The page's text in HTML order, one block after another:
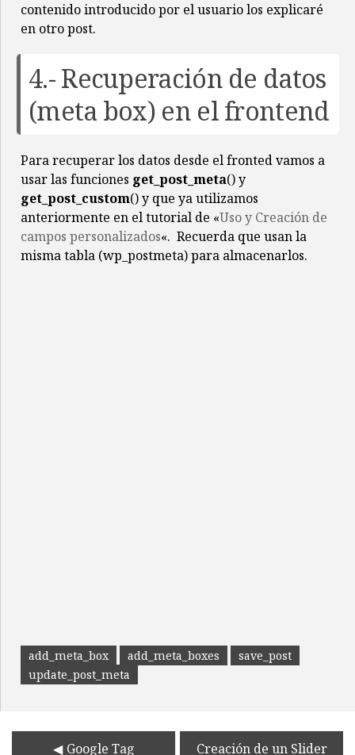
contenido introducido por el usuario los explicaré
en otro post.
4.- Recuperación de datos
(meta box) en el frontend
Para recuperar los datos desde el fronted vamos a
usar las funciones get_post_meta() y
get_post_custom() y que ya utilizamos
anteriormente en el tutorial de «Uso y Creación de
campos personalizados«. Recuerda que usan la
misma tabla (wp_postmeta) para almacenarlos.
add_meta_box add_meta_boxes
save_post
update_post_meta
Google Tag Creación de un Slider